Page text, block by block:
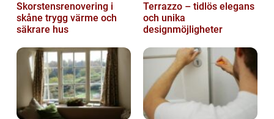
Skorstensrenovering i
skåne trygg värme och
säkrare hus
Terrazzo – tidlös elegans
och unika
designmöjligheter